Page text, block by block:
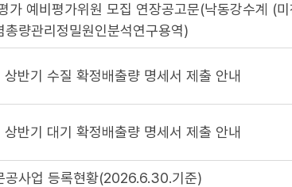
가 예비평가위원 모집 연장공고문(낙동강수계 (
총량관리정밀원인분석연구용역)
반기 수질 확정배출량 명세서 제출 안내
반기 대기 확정배출량 명세서 제출 안내
공사업 등록현황(2026.6.30.기준)